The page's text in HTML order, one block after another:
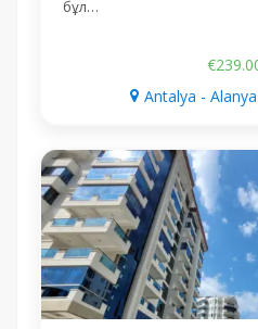
бұл…
Antalya -